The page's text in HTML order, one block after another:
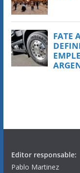
Editor responsable:
Pablo Martinez